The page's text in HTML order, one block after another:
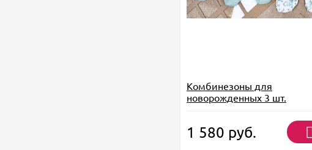
Комбинезоны для
новорожденных 3 шт.
1 580 руб.